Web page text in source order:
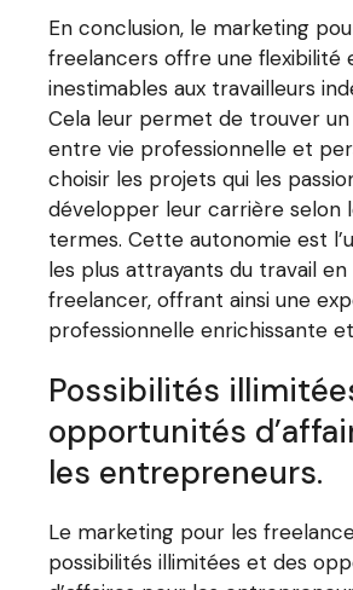
En conclusion, le marketing
freelancers offre une flexibilité
inestimables aux travailleurs
Cela leur permet de trouver
entre vie professionnelle et
choisir les projets qui les
développer leur carrière selon
termes. Cette autonomie est
les plus attrayants du travail
freelancer, offrant ainsi une
professionnelle enrichissante
Possibilités
opportunités
les entrepreneurs.
Le marketing pour les
possibilités illimitées et des